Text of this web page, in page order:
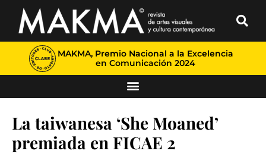
MAKMA, Premio Nacional a la Excelencia
en Comunicación 2024
La taiwanesa ‘She Moaned’
premiada en FICAE 2